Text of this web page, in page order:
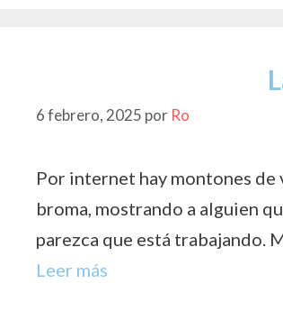
6 febrero, 2025 por Ro
Por internet hay montones de
broma, mostrando a alguien
parezca que está trabajando.
Leer más